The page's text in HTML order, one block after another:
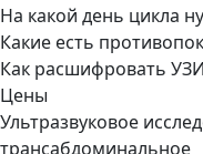
На какой день цикла
Какие есть
Как расшифровать
Цены
Ультразвуковое
трансабдоминальное